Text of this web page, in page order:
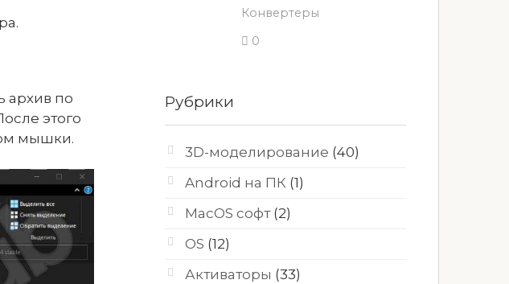
архив по
этого
мышки.
Конвертеры
0
Рубрики
3D-моделирование (40)
Android на ПК (1)
MacOS софт(2)
OS (12)
Активаторы (33)